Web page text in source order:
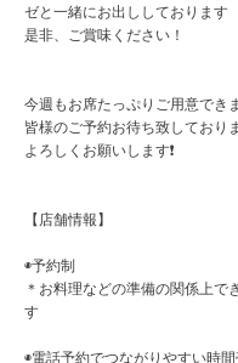
ゼと一緒にお出ししております
是非、ご賞味ください！
今週もお席たっぷりご用意でき
皆様のご予約お待ち致しており
よろしくお願いします❗️
【店舗情報】
◉予約制
＊お料理などの準備の関係上で
す
◉電話予約でつながりやすい時